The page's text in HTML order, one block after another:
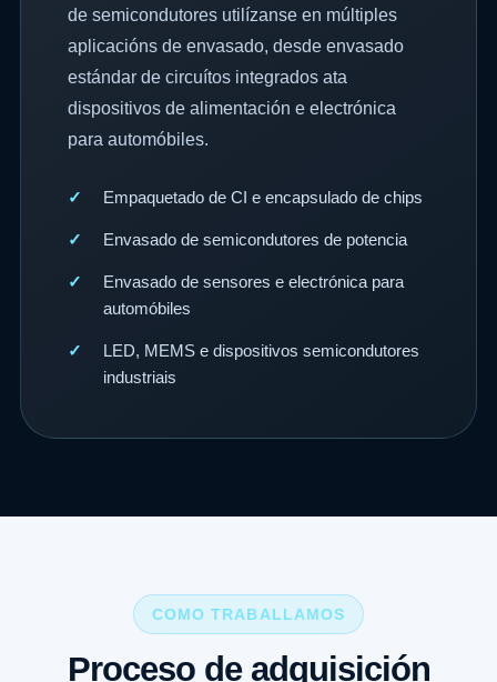
de semicondutores utilízanse en múltiples
aplicacións de envasado, desde envasado
estándar de circuítos integrados ata
dispositivos de alimentación e electrónica
para automóbiles.
Empaquetado de CI e encapsulado de chips
Envasado de semicondutores de potencia
Envasado de sensores e electrónica para
automóbiles
LED, MEMS e dispositivos semicondutores
industriais
COMO TRABALLAMOS
Proceso de adquisición